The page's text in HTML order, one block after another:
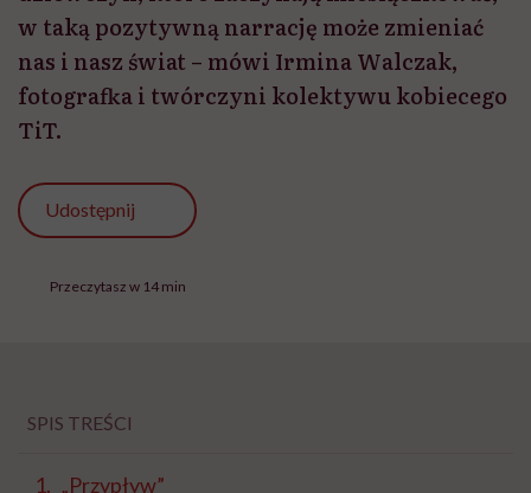
w taką pozytywną narrację może zmieniać
nas i nasz świat – mówi Irmina Walczak,
fotografka i twórczyni kolektywu kobiecego
TiT.
Udostępnij
Przeczytasz w 14 min
SPIS TREŚCI
„Przypływ”